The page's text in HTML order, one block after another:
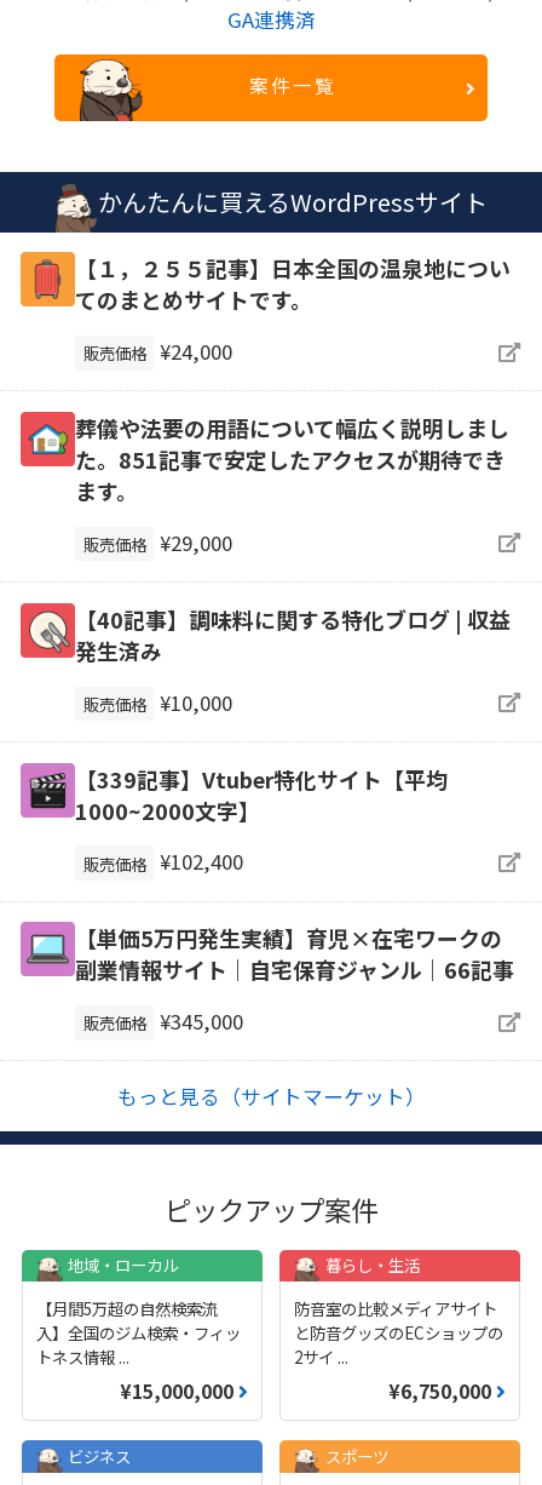
GA連携済
案件一覧
かんたんに買えるWordPressサイト
【１，２５５記事】日本全国の温泉地につい
てのまとめサイトです。
販売価格 ¥24,000
葬儀や法要の用語について幅広く説明しまし
た。851記事で安定したアクセスが期待でき
ます。
販売価格 ¥29,000
【40記事】調味料に関する特化ブログ | 収益
発生済み
販売価格 ¥10,000
【339記事】Vtuber特化サイト【平均
1000~2000文字】
販売価格 ¥102,400
【単価5万円発生実績】育児×在宅ワークの
副業情報サイト｜自宅保育ジャンル｜66記事
販売価格 ¥345,000
もっと見る（サイトマーケット）
ピックアップ案件
地域・ローカル
【月間5万超の自然検索流
入】全国のジム検索・フィッ
トネス情報 ...
¥15,000,000
暮らし・生活
防音室の比較メディアサイト
と防音グッズのECショップの
2サイ ...
¥6,750,000
ビジネス
スポーツ